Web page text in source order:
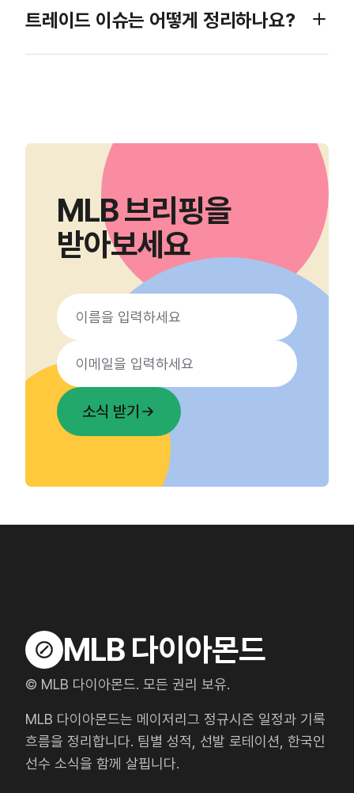
트레이드 이슈는 어떻게 정리하나요?
MLB 브리핑을
받아보세요
소식 받기
MLB 다이아몬드
© MLB 다이아몬드. 모든 권리 보유.
MLB 다이아몬드는 메이저리그 정규시즌 일정과 기록
흐름을 정리합니다. 팀별 성적, 선발 로테이션, 한국인
선수 소식을 함께 살핍니다.